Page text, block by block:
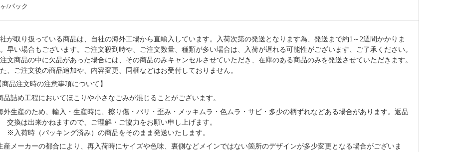
/パック
が取り扱っている商品は、自社の海外工場から直輸入しています。入荷次第の発送となります為、発送まで約1～2週間かかりま
早い場合もございます。ご注文殺到時や、ご注文数量、種類が多い場合は、入荷が遅れる可能性がございます、ご了承ください。
文商品の中に欠品があった場合には、その商品のみキャンセルさせていただき、在庫のある商品のみを発送させていただきます。
た、ご注文後の商品追加や、内容変更、同梱などはお受付しておりません。
商品注文時の注意事項について】
品詰め⼯程においてほこりや⼩さなごみが混じることがございます。
外⽣産のため、輸⼊・⽣産時に、擦り傷・バリ・歪み・メッキムラ・色ムラ・サビ・多少の柄ずれなどある場合があります。返品
交換は出来かねますので、ご理解・ご協⼒をお願い申し上げます。
※⼊荷時（パッキング済み）の商品をそのまま発送いたします。
産メーカーの都合により、再⼊荷時にサイズや⾊味、裏側などメインではない箇所のデザインが多少変更となる場合がございま